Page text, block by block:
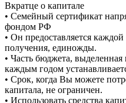
Вкратце о капитале
• Семейный сертификат
фондом РФ
• Он предоставляется
получения, единожды.
• Часть бюджета,
каждым годом
• Срок, когда Вы можете
капитала, не ограничен.
• Использовать средства